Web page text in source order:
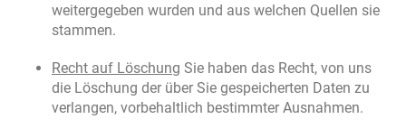
weitergegeben wurden und aus welchen Quellen sie
stammen.
Recht auf Löschung Sie haben das Recht, von uns
die Löschung der über Sie gespeicherten Daten zu
verlangen, vorbehaltlich bestimmter Ausnahmen.